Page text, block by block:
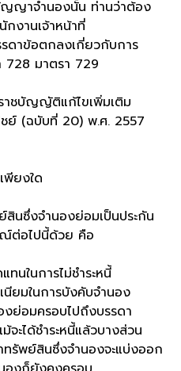
ำนองนั้น ท่านว่าต้อง
กงานเจ้าหน้าที่
ตกลงเกี่ยวกับการ
728 มาตรา 729
าชบัญญัติแก้ไขเพิ่มเติม
ย์ (ฉบับที่ 20) พ.ศ. 2557
งใด
ำนองย่อมเป็นประกัน
ณ์ต่อไปนี้ด้วย คือ
การไม่ชำระหนี้
นการบังคับจำนอง
ครอบไปถึงบรรดา
ะได้ชำระหนี้แล้วบางส่วน
นซึ่งจำนองจะแบ่งออก